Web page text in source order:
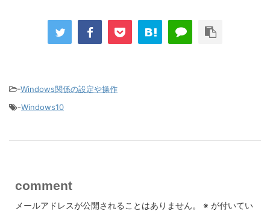
-Windows関係の設定や操作
-Windows10
comment
メールアドレスが公開されることはありません。 ※ が付いてい